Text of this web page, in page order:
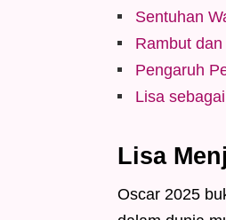
Sentuhan
Rambut
Pengaruh
Lisa
Lisa
Oscar 2025